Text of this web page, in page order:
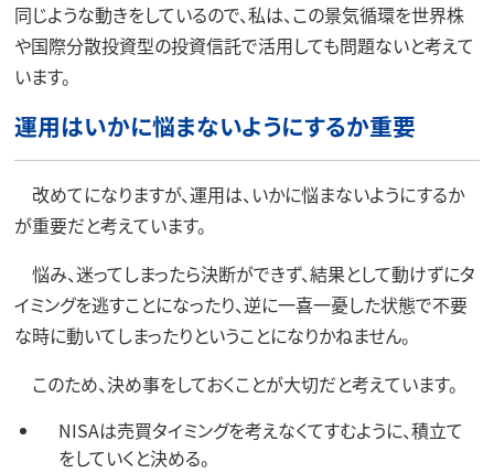
同じような動きをしているので、私は、この景気循環を世界株
や国際分散投資型の投資信託で活用しても問題ないと考えて
います。
運用はいかに悩まないようにするか重要
改めてになりますが、運用は、いかに悩まないようにするか
が重要だと考えています。
悩み、迷ってしまったら決断ができず、結果として動けずにタ
イミングを逃すことになったり、逆に一喜一憂した状態で不要
な時に動いてしまったりということになりかねません。
このため、決め事をしておくことが大切だと考えています。
NISAは売買タイミングを考えなくてすむように、積立て
をしていくと決める。